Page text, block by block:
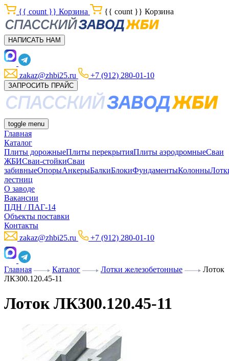
{{ count }} Корзина {{ count }} Корзина
НАПИСАТЬ НАМ
zakaz@zhbi25.ru +7 (912) 280-01-10
ЗАПРОСИТЬ ПРАЙС
toggle menu
Главная
Каталог
Плиты дорожныеПлиты перекрытияПлиты аэродромныеСваи
ЖБИСваи-стойкиСваи
забивныеОпорыАнкерыБалкиБлокиФундаментыКолонны
лестниц
О заводе
Вакансии
ПДН / ПАГ-14
Объекты поставки
Контакты
zakaz@zhbi25.ru
+7 (912) 280-01-10
Главная Каталог Лотки железобетонные
Лоток
ЛК300.120.45-11
Лоток ЛК300.120.45-11